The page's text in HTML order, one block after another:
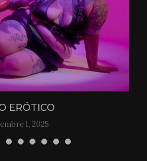
ERÓTICO
1, 2025